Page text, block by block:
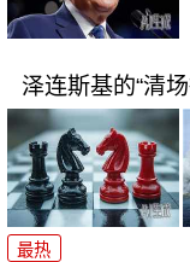
泽连斯基的“清
最热